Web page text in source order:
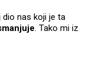
nas koji je ta
. Tako mi iz